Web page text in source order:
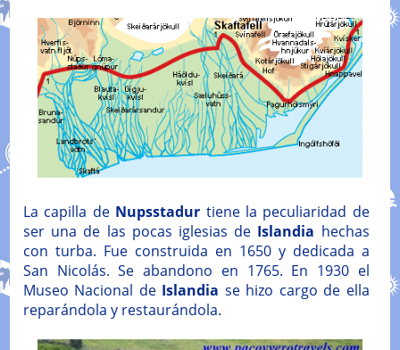
La capilla de Nupsstadur tiene la peculiaridad de
ser una de las pocas iglesias de Islandia hechas
con turba. Fue construida en 1650 y dedicada a
San Nicolás. Se abandono en 1765. En 1930 el
Museo Nacional de Islandia se hizo cargo de ella
reparándola y restaurándola.